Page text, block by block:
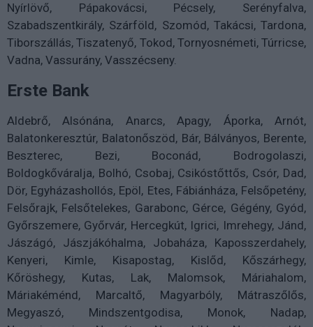
Nyírlövő, Pápakovácsi, Pécsely, Serényfalva,
Szabadszentkirály, Szárföld, Szomód, Takácsi, Tardona,
Tiborszállás, Tiszatenyő, Tokod, Tornyosnémeti, Túrricse,
Vadna, Vassurány, Vasszécseny.
Erste Bank
Aldebrő, Alsónána, Anarcs, Apagy, Áporka, Arnót,
Balatonkeresztúr, Balatonőszöd, Bár, Bálványos, Berente,
Beszterec, Bezi, Boconád, Bodrogolaszi,
Boldogkőváralja, Bolhó, Csobaj, Csikóstőttős, Csór, Dad,
Dör, Egyházashollós, Epöl, Etes, Fábiánháza, Felsőpetény,
Felsőrajk, Felsőtelekes, Garabonc, Gérce, Gégény, Gyód,
Győrszemere, Győrvár, Hercegkút, Igrici, Imrehegy, Jánd,
Jászágó, Jászjákóhalma, Jobaháza, Kaposszerdahely,
Kenyeri, Kimle, Kisapostag, Kislőd, Kőszárhegy,
Kőröshegy, Kutas, Lak, Malomsok, Máriahalom,
Máriakéménd, Marcaltő, Magyarbóly, Mátraszőlős,
Megyaszó, Mindszentgodisa, Monok, Nadap,